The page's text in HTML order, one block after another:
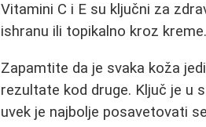
Vitamini C i E su ključni za
ishranu ili topikalno kroz kreme.
Zapamtite da je svaka koža
rezultate kod druge. Ključ je u
uvek je najbolje posavetovati